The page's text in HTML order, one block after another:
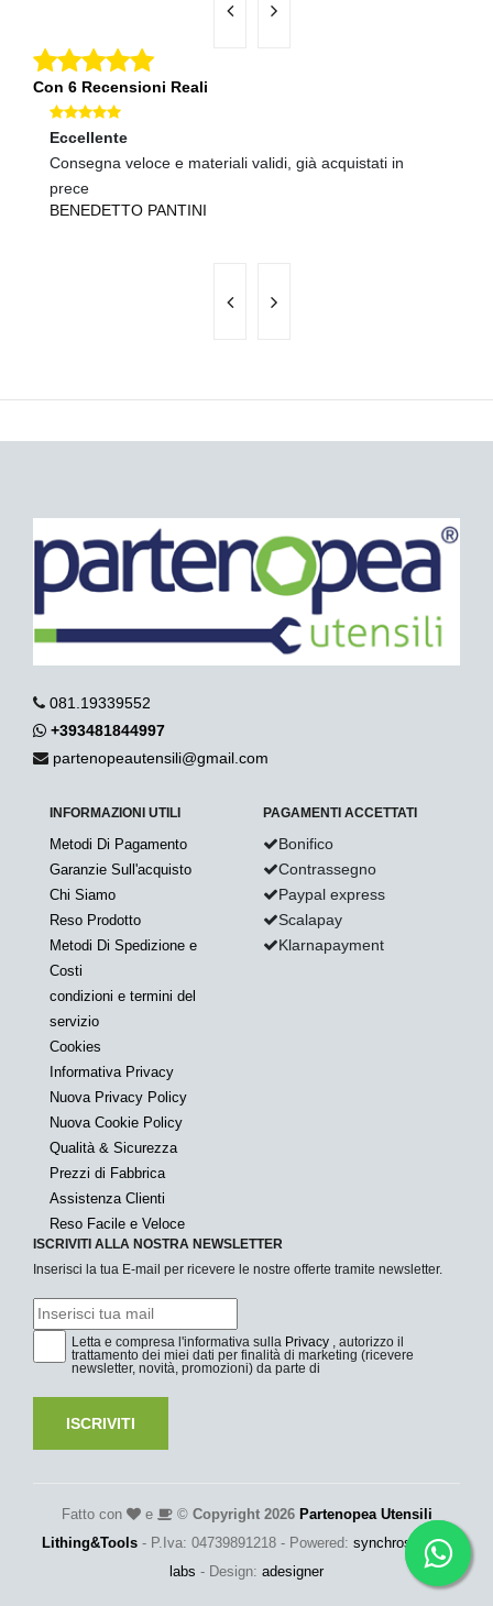
Con 6 Recensioni Reali
Eccellente
Consegna veloce e materiali validi, già acquistati in
prece
BENEDETTO PANTINI
081.19339552
+393481844997
partenopeautensili@gmail.com
INFORMAZIONI UTILI
Metodi Di Pagamento
Garanzie Sull'acquisto
Chi Siamo
Reso Prodotto
Metodi Di Spedizione e
Costi
condizioni e termini del
servizio
Cookies
Informativa Privacy
Nuova Privacy Policy
Nuova Cookie Policy
Qualità & Sicurezza
Prezzi di Fabbrica
Assistenza Clienti
Reso Facile e Veloce
PAGAMENTI ACCETTATI
Bonifico
Contrassegno
Paypal express
Scalapay
Klarnapayment
ISCRIVITI ALLA NOSTRA NEWSLETTER
Inserisci la tua E-mail per ricevere le nostre offerte tramite newsletter.
Letta e compresa l'informativa sulla Privacy , autorizzo il
trattamento dei miei dati per finalità di marketing (ricevere
newsletter, novità, promozioni) da parte di
ISCRIVITI
Fatto con e © Copyright 2026 Partenopea Utensili
Lithing&Tools - P.Iva: 04739891218 - Powered: synchrosystem
labs - Design: adesigner